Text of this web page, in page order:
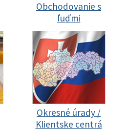
Obchodovanie s
ľuďmi
Okresné úrady /
Klientske centrá